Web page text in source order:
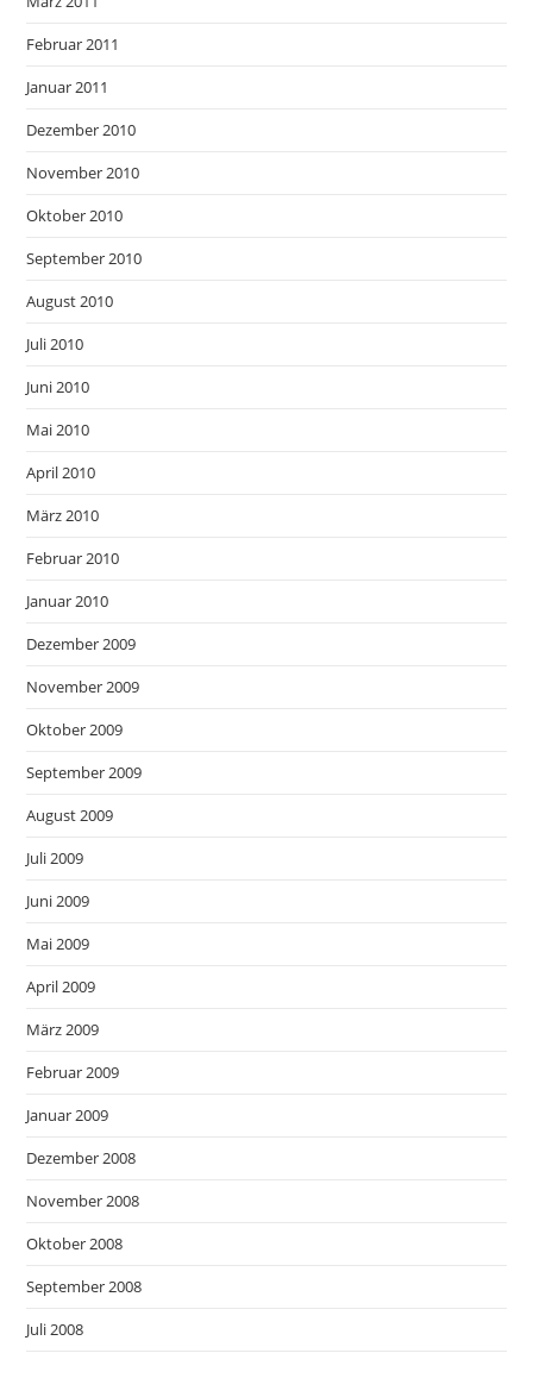
Februar 2011
Januar 2011
Dezember 2010
November 2010
Oktober 2010
September 2010
August 2010
Juli 2010
Juni 2010
Mai 2010
April 2010
März 2010
Februar 2010
Januar 2010
Dezember 2009
November 2009
Oktober 2009
September 2009
August 2009
Juli 2009
Juni 2009
Mai 2009
April 2009
März 2009
Februar 2009
Januar 2009
Dezember 2008
November 2008
Oktober 2008
September 2008
Juli 2008